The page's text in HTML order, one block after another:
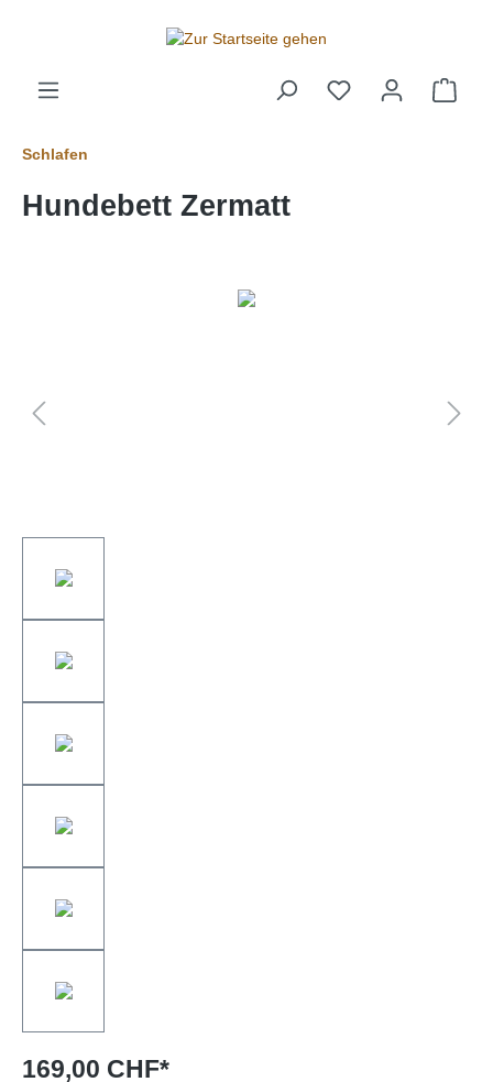
Schlafen
Hundebett Zermatt
169,00 CHF*